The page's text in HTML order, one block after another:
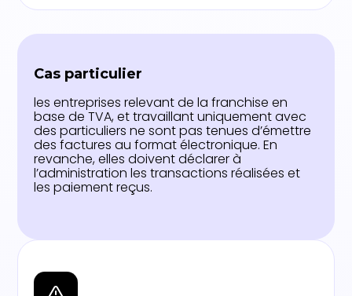
Cas particulier
les entreprises relevant de la franchise en
base de TVA, et travaillant uniquement avec
des particuliers ne sont pas tenues d’émettre
des factures au format électronique. En
revanche, elles doivent déclarer à
l’administration les transactions réalisées et
les paiement reçus.